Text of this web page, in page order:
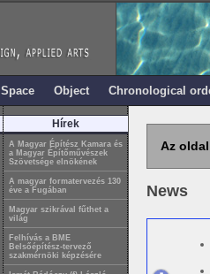
Space Object Chronological
Hírek
A Magyar Építész Kamara és
a Magyar Építőművészek
Szövetsége elnökének
A magyar formatervezés 130
éve a Fugában
Magyar szikrával fűthet a
világ
Felhívás a BME
Belsőépítész-tervező
szakmérnöki képzésére
Az
News